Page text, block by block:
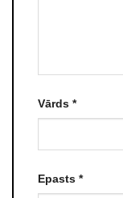
Vārds *
Epasts *